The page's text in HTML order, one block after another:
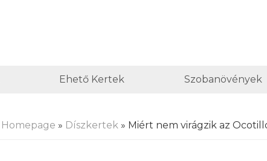
Ehető Kertek Szobanövények
Homepage » Díszkertek» Miért nem virágzik az